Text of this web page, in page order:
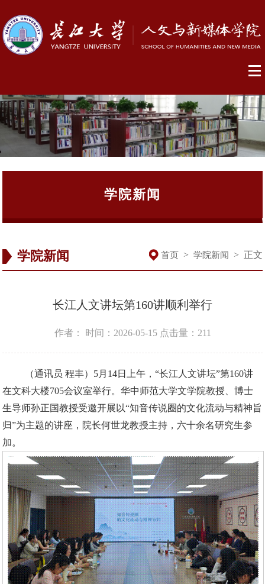
学院新闻
学院新闻 首页 > 学院新闻 > 正文
长江人文讲坛第160讲顺利举行
作者： 时间：2026-05-15 点击量： 211
（通讯员 程丰）5月14日上午，“长江人文讲坛”第160讲
在文科大楼705会议室举行。华中师范大学文学院教授、博士
生导师孙正国教授受邀开展以“知音传说圈的文化流动与精神旨
归”为主题的讲座，院长何世龙教授主持，六十余名研究生参
加。